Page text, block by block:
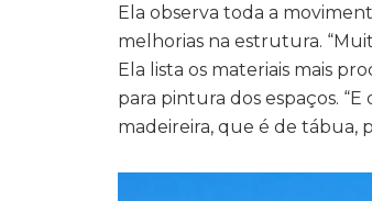
Ela observa toda a
melhorias na estrutura.
Ela lista os materiais mais
para pintura dos espaços.
madeireira, que é de tábua,